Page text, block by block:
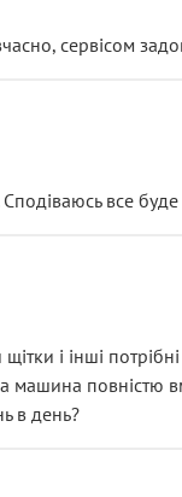
сервісом
Сподіваюсь все
і інші
повністю
в день?